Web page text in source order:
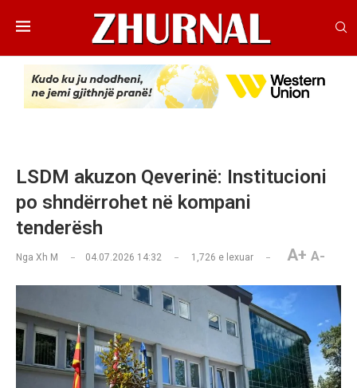
LSDM akuzon Qeverinë: Institucioni
po shndërrohet në kompani
tenderësh
Nga Xh M 04.07.2026 14:32 1,726 e lexuar A+ A-